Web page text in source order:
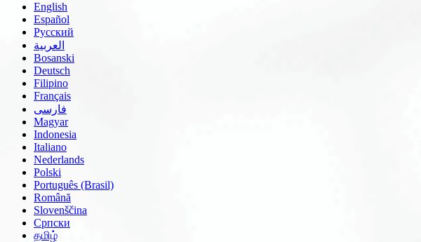
English
Español
Русский
العربية
Bosanski
Deutsch
Filipino
Français
فارسی
Magyar
Indonesia
Italiano
Nederlands
Polski
Português (Brasil)
Română
Slovenščina
Српски
தமிழ்